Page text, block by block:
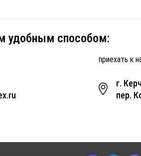
удобным способом:
приехать к
г.
пер.